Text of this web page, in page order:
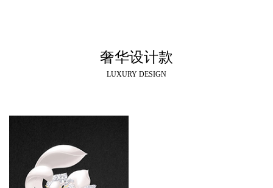
奢华设计款
LUXURY DESIGN